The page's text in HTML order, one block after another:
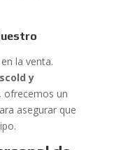
la venta.
y
ofrecemos un
asegurar que